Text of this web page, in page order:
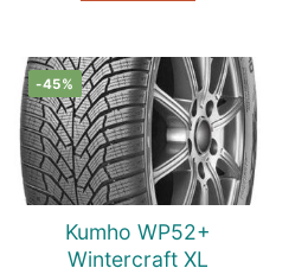
-45%
Kumho WP52+
Wintercraft XL